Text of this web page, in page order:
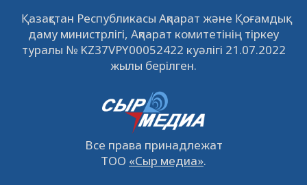
встречу с инвесторами в Кызылорде 22
ноября
21.11.2022 14939 0
Қазақстан Республикасы Ақпарат және Қоғамдық
даму министрлігі, Ақпарат комитетінің тіркеу
туралы № KZ37VPY00052422 куәлігі 21.07.2022
жылы берілген.
Все права принадлежат
ТОО «Сыр медиа».